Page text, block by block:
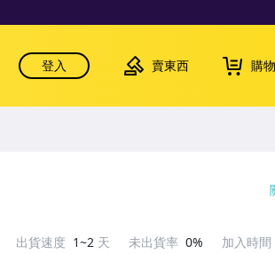
登入 賣東西 購
出貨速度 1~2 天 未出貨率 0% 加入時間